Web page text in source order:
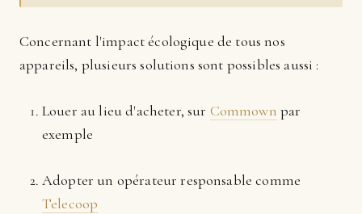
Concernant l'impact écologique de tous nos
appareils, plusieurs solutions sont possibles aussi :
Louer au lieu d'acheter, sur Commown par
exemple
Adopter un opérateur responsable comme
Telecoop